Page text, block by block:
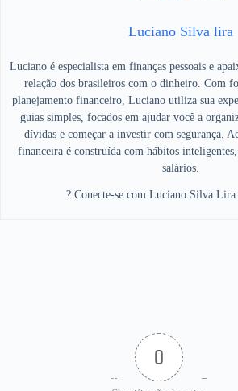
Luciano Silva lira
Luciano é especialista em finanças pessoais e
relação dos brasileiros com o dinheiro. Com
planejamento financeiro, Luciano utiliza sua
guias simples, focados em ajudar você a
dívidas e começar a investir com segurança.
financeira é construída com hábitos
salários.
? Conecte-se com Luciano Silva
0